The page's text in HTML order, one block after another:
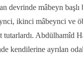
devrinde mâbeyn başlı
ikinci mâbeynci ve
tutarlardı. Abdülhamîd
kendilerine ayrılan